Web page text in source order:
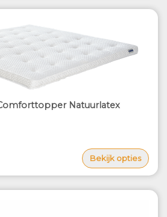
Natuurlatex
Bekijk opties